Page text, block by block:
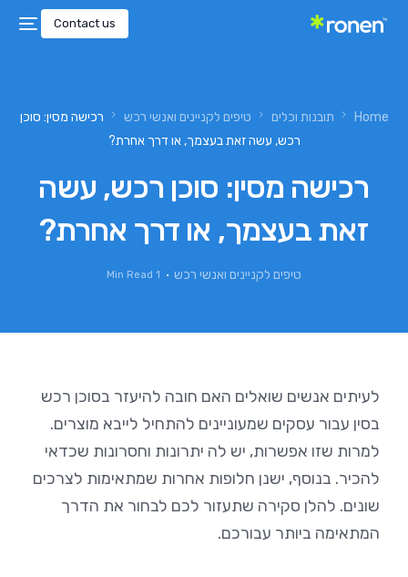
Contact us
Home תובנות וכלים טיפים לקניינים ואנשי רכש
רכישה מסין: סוכן
רכש, עשה זאת בעצמך, או דרך אחרת?
רכישה מסין: סוכן רכש, עשה
זאת בעצמך, או דרך אחרת?
טיפים לקניינים ואנשי רכש 1 Min Read
לעיתים אנשים שואלים האם חובה להיעזר בסוכן רכש
בסין עבור עסקים שמעוניינים להתחיל לייבא מוצרים.
למרות שזו אפשרות, יש לה יתרונות וחסרונות שכדאי
להכיר. בנוסף, ישנן חלופות אחרות שמתאימות לצרכים
שונים. להלן סקירה שתעזור לכם לבחור את הדרך
המתאימה ביותר עבורכם.